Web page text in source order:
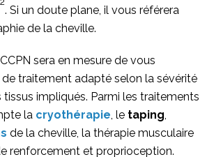
. Si un doute plane, il vous référera
de la cheville.
sera en mesure de vous
traitement adapté selon la sévérité
tissus impliqués. Parmi les traitements
la cryothérapie, le taping,
de la cheville, la thérapie musculaire
renforcement et proprioception.